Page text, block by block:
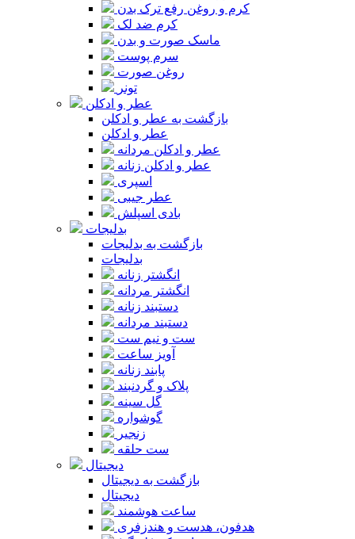
کرم و روغن رفع ترک بدن
کرم ضد لک
ماسک صورت و بدن
سرم پوست
روغن صورت
تونر
عطر و ادکلن
بازگشت به عطر و ادکلن
عطر و ادکلن
عطر و ادکلن مردانه
عطر و ادکلن زنانه
اسپری
عطر جیبی
بادی اسپلش
بدلیجات
بازگشت به بدلیجات
بدلیجات
انگشتر زنانه
انگشتر مردانه
دستبند زنانه
دستبند مردانه
ست و نیم ست
آویز ساعت
پابند زنانه
پلاک و گردنبند
گل سینه
گوشواره
زنجیر
ست حلقه
دیجیتال
بازگشت به دیجیتال
دیجیتال
ساعت هوشمند
هدفون، هدست و هندزفری